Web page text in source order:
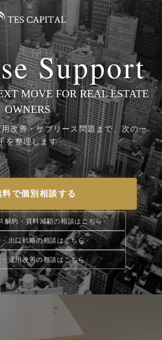
投
用
不
動
産
の
売
却・
運
用
改
善・
出
口
略
案
｜
TES
キ
ャ
ピ
タ
ル
Support
MOVE FOR REAL ESTATE
OWNERS
改善・サブリース問題まで、次の一
を整理します
で個別相談する
解約・賃料減額の相談はこちら ›
出口戦略の相談はこちら ›
運用改善の相談はこちら ›